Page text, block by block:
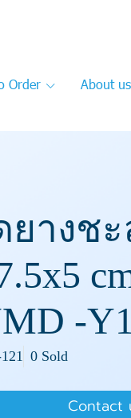
Order About us
างชะ
-Y1
0 Sold
Contact